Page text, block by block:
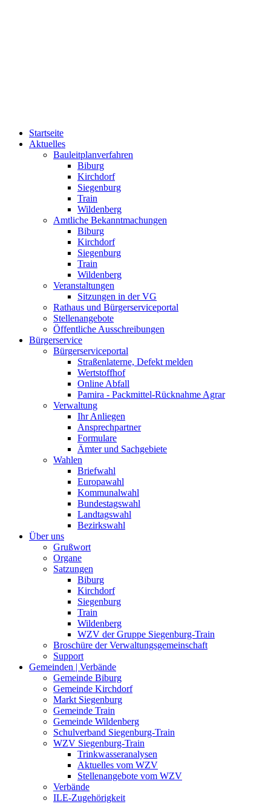
Startseite
Aktuelles
Bauleitplanverfahren
Biburg
Kirchdorf
Siegenburg
Train
Wildenberg
Amtliche Bekanntmachungen
Biburg
Kirchdorf
Siegenburg
Train
Wildenberg
Veranstaltungen
Sitzungen in der VG
Rathaus und Bürgerserviceportal
Stellenangebote
Öffentliche Ausschreibungen
Bürgerservice
Bürgerserviceportal
Straßenlaterne, Defekt melden
Wertstoffhof
Online Abfall
Pamira - Packmittel-Rücknahme Agrar
Verwaltung
Ihr Anliegen
Ansprechpartner
Formulare
Ämter und Sachgebiete
Wahlen
Briefwahl
Europawahl
Kommunalwahl
Bundestagswahl
Landtagswahl
Bezirkswahl
Über uns
Grußwort
Organe
Satzungen
Biburg
Kirchdorf
Siegenburg
Train
Wildenberg
WZV der Gruppe Siegenburg-Train
Broschüre der Verwaltungsgemeinschaft
Support
Gemeinden | Verbände
Gemeinde Biburg
Gemeinde Kirchdorf
Markt Siegenburg
Gemeinde Train
Gemeinde Wildenberg
Schulverband Siegenburg-Train
WZV Siegenburg-Train
Trinkwasseranalysen
Aktuelles vom WZV
Stellenangebote vom WZV
Verbände
ILE-Zugehörigkeit